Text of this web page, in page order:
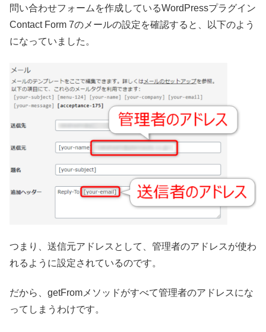
問い合わせフォームを作成しているWordPressプラグイン
Contact Form 7のメールの設定を確認すると、以下のよう
になっていました。
つまり、送信元アドレスとして、管理者のアドレスが使わ
れるように設定されているのです。
だから、getFromメソッドがすべて管理者のアドレスにな
ってしまうわけです。